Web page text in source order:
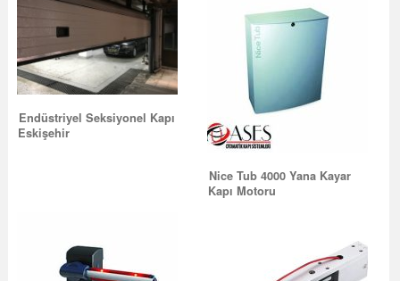
Endüstriyel Seksiyonel Kapı
Eskişehir
Nice Tub 4000 Yana Kayar
Kapı Motoru